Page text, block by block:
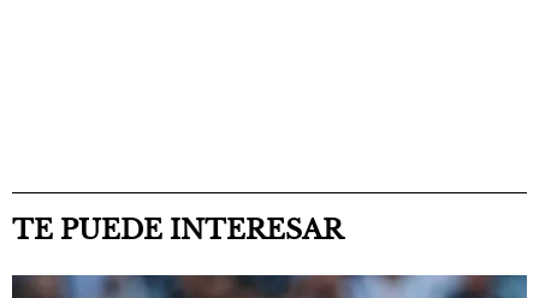
TE PUEDE INTERESAR